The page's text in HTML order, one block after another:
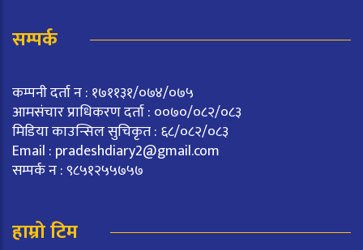
सम्पर्क
कम्पनी दर्ता न : १७११३१/०७४/०७५
आमसंचार प्राधिकरण दर्ता : ००७०/०८२/०८३
मिडिया काउन्सिल सुचिकृत : ६८/०८२/०८३
Email : pradeshdiary2@gmail.com
सम्पर्क न : ९८५१२५५७५७
हाम्रो टिम